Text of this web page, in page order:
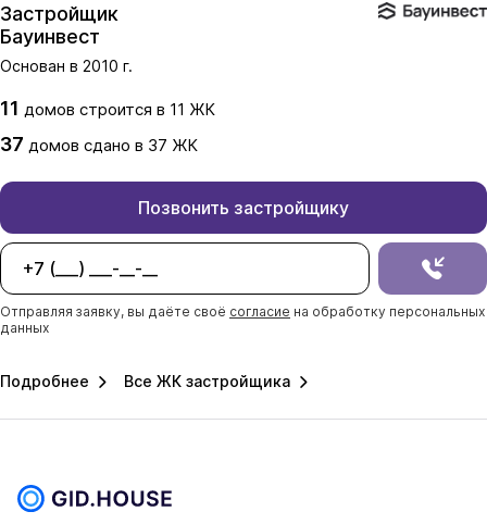
Застройщик
Бауинвест
Основан в 2010 г.
11 домов строится в 11 ЖК
37 домов сдано в 37 ЖК
Позвонить застройщику
Отправляя заявку, вы даёте своё согласие на обработку персональных
данных
Подробнее Все ЖК застройщика